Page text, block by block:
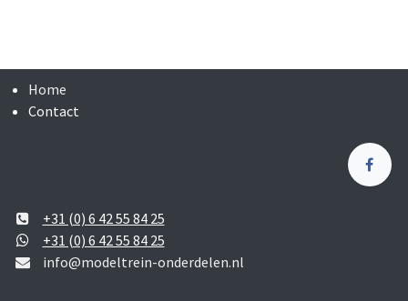
Home
Contact
+31 (0) 6 42 55 84 25
+31 (0) 6 42 55 84 25
info@modeltrein-onderdelen.nl